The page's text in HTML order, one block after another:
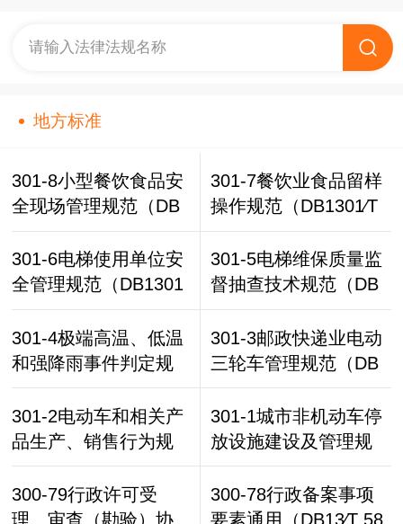
请输入法律法规名称
地方标准
301-8小型餐饮食品安
全现场管理规范（DB
1301∕T 418-2022）
301-7餐饮业食品留样
操作规范（DB1301∕T
537-2024）
301-6电梯使用单位安
全管理规范（DB1301
∕T 541-2024）
301-5电梯维保质量监
督抽查技术规范（DB
1301∕T 539-2024）
301-4极端高温、低温
和强降雨事件判定规
则（DB1301∕T 538-2
024）
301-3邮政快递业电动
三轮车管理规范（DB
1301∕T 493-2023）
301-2电动车和相关产
品生产、销售行为规
范（DB1301∕T 491-2
023）
301-1城市非机动车停
放设施建设及管理规
范（DB1301∕T 494-2
023）
300-79行政许可受
理、审查（勘验）协
300-78行政备案事项
要素通用（DB13∕T 58